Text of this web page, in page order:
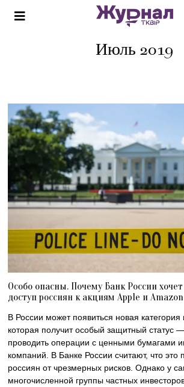
Июль 2019
Особо опасны. Почему Банк России
доступ россиян к акциям Apple и Amazon
В России может появиться новая категория
которая получит особый защитный статус
проводить операции с ценными бумагами
компаний. В Банке России считают, что это
россиян от чрезмерных рисков. Однако у
многочисленной группы частных